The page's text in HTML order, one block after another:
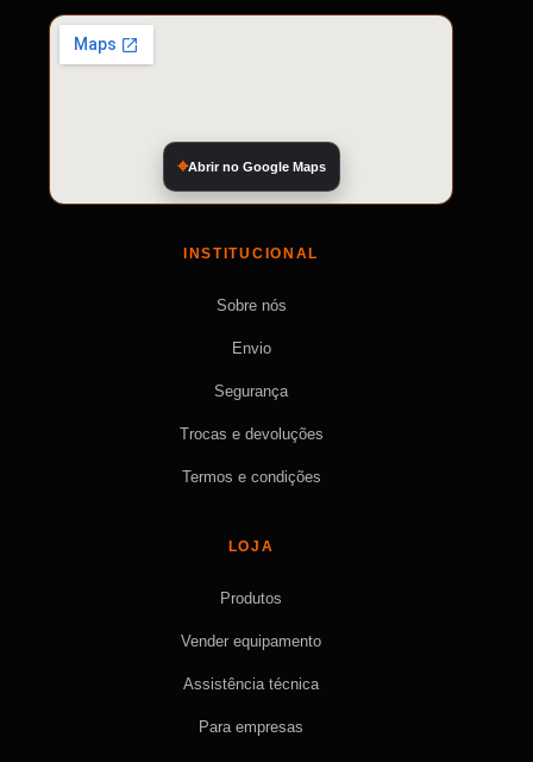
Abrir no Google Maps
INSTITUCIONAL
Sobre nós
Envio
Segurança
Trocas e devoluções
Termos e condições
LOJA
Produtos
Vender equipamento
Assistência técnica
Para empresas